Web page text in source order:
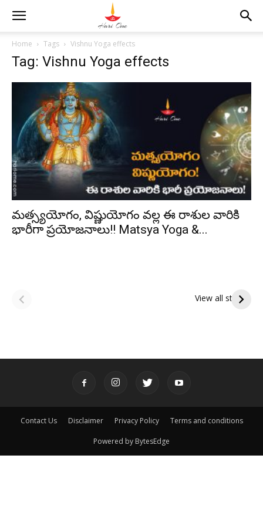
Home Tags Vishnu Yoga effects
Tag: Vishnu Yoga effects
మత్స్యయోగం, విష్ణుయోగం వల్ల ఈ రాశుల వారికి
భారీగా ప్రయోజనాలు!! Matsya Yoga &...
View all stories
పితృదేవతల ఆశీర్వాదం
ఇంద్రకీలాద్రి గిరి ప్రదక్షిణ
Contact Us Disclaimer Privacy Policy Terms and conditions
Powered by BytesEdge